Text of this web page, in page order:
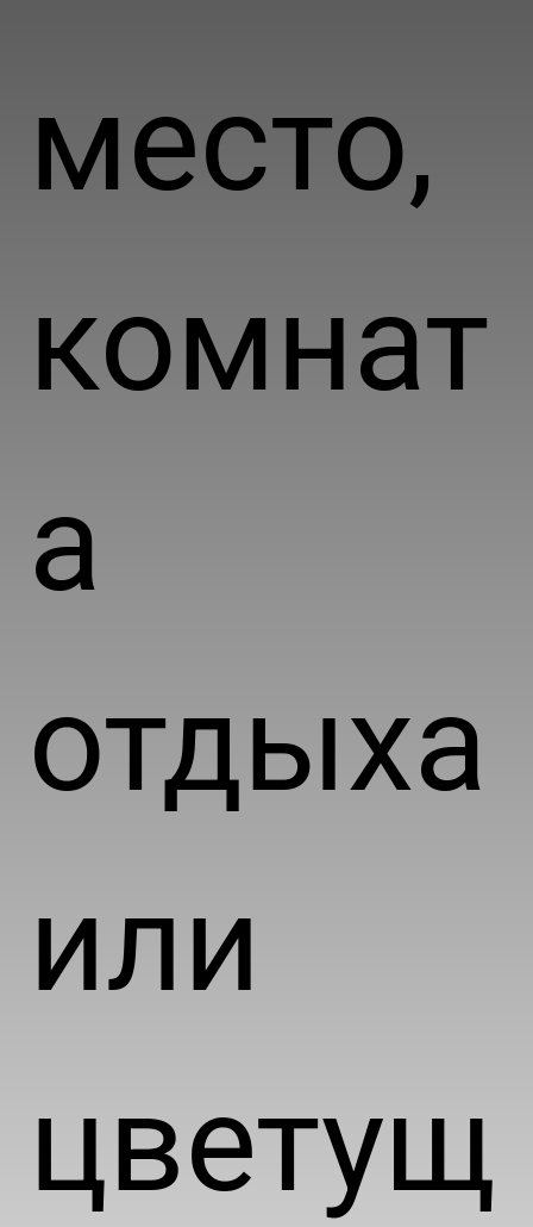
место,
комнат
а
отдыха
или
цветущ